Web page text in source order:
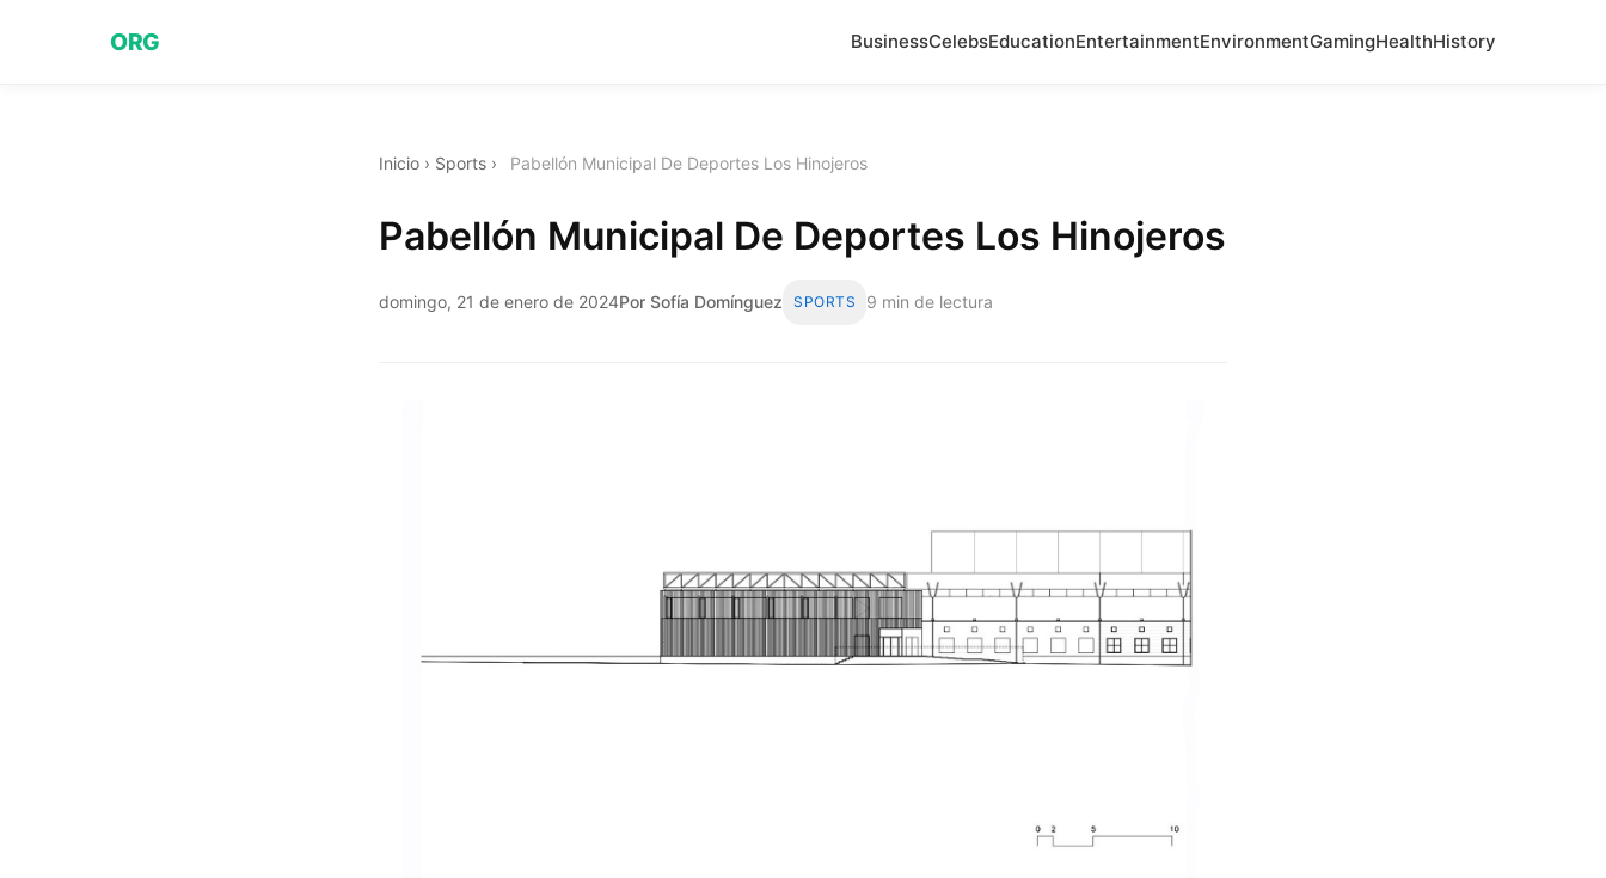
ORG BusinessCelebsEducationEntertainmentEnvironmentGamingHealthHistory
Inicio › Sports › Pabellón Municipal De Deportes Los Hinojeros
Pabellón Municipal De Deportes Los Hinojeros
domingo, 21 de enero de 2024Por Sofía Domínguez SPORTS 9 min de lectura